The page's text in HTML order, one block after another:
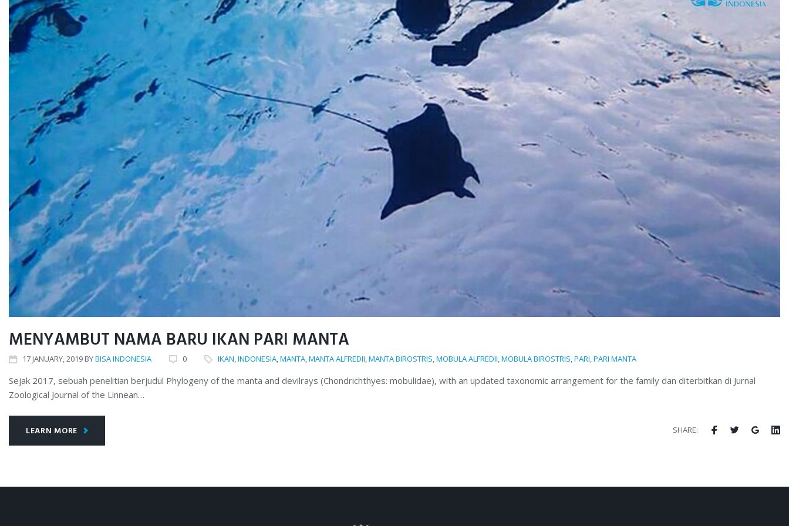
MENYAMBUT NAMA BARU IKAN PARI MANTA
17JANUARY, 2019 BYBISA INDONESIA 0 IKAN,INDONESIA,MANTA,MANTA ALFREDII,MANTA BIROSTRIS,MOBULA ALFREDII,MOBULA BIROSTRIS,PARI,PARI MANTA
Sejak 2017, sebuah penelitian berjudul Phylogeny of the manta and devilrays (Chondrichthyes: mobulidae), with an updated taxonomic arrangement for the family dan diterbitkan di Jurnal
Zoological Journal of the Linnean…
LEARN MORE SHARE: Facebook
Twitter